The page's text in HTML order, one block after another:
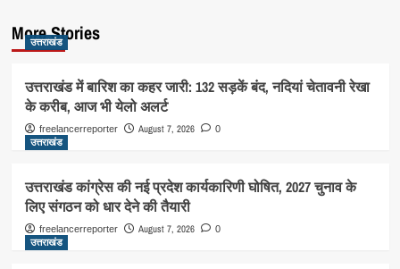
More Stories
उत्तराखंड
उत्तराखंड में बारिश का कहर जारी: 132 सड़कें बंद, नदियां चेतावनी रेखा
के करीब, आज भी येलो अलर्ट
freelancerreporter August 7, 2026 0
उत्तराखंड
उत्तराखंड कांग्रेस की नई प्रदेश कार्यकारिणी घोषित, 2027 चुनाव के
लिए संगठन को धार देने की तैयारी
freelancerreporter August 7, 2026 0
उत्तराखंड